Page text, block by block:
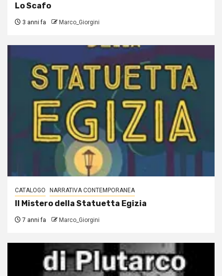
Lo Scafo
3 anni fa Marco_Giorgini
CATALOGO NARRATIVA CONTEMPORANEA
Il Mistero della Statuetta Egizia
7 anni fa Marco_Giorgini